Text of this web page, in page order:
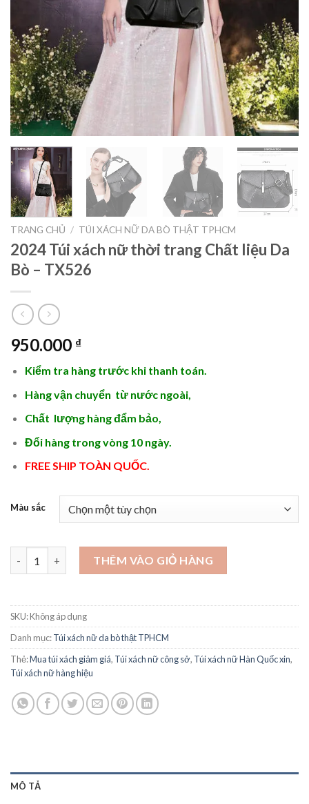
TRANG CHỦ / TÚI XÁCH NỮ DA BÒ THẬT TPHCM
2024 Túi xách nữ thời trang Chất liệu Da
Bò – TX526
950.000 ₫
Kiểm tra hàng trước khi thanh toán.
Hàng vận chuyển từ nước ngoài,
Chất lượng hàng đẩm bảo,
Đổi hàng trong vòng 10 ngày.
FREE SHIP TOÀN QUỐC.
Màu sắc
2024 Túi xách nữ thời trang Chất liệu Da Bò - TX526 số lượng
THÊM VÀO GIỎ HÀNG
SKU:Không áp dụng
Danh mục:Túi xách nữ da bò thật TPHCM
Thẻ:Mua túi xách giảm giá, Túi xách nữ công sở, Túi xách nữ Hàn Quốc xin,
Túi xách nữ hàng hiệu
MÔ TẢ